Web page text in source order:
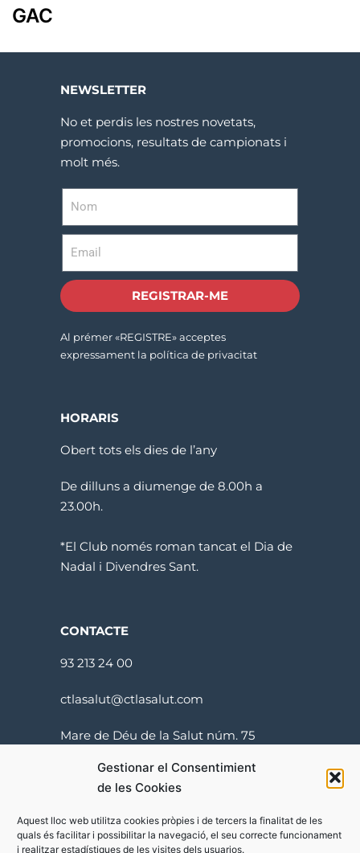
Gestionar el Consentimient
de les Cookies
Aquest lloc web utilitza cookies pròpies i de tercers la finalitat de les
quals és facilitar i possibilitar la navegació, el seu correcte funcionament
i realitzar estadístiques de les visites dels usuarios.
GAC
NEWSLETTER
No et perdis les nostres novetats,
promocions, resultats de campionats i
molt més.
REGISTRAR-ME
Al prémer «REGISTRE» acceptes
expressament la política de privacitat
HORARIS
Obert tots els dies de l’any
De dilluns a diumenge de 8.00h a
23.00h.
*El Club només roman tancat el Dia de
Nadal i Divendres Sant.
CONTACTE
93 213 24 00
ctlasalut@ctlasalut.com
Mare de Déu de la Salut núm. 75